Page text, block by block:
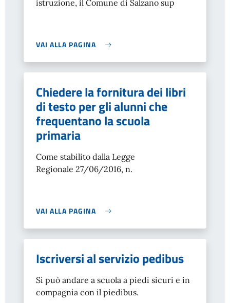
istruzione, il Comune di Salzano sup
VAI ALLA PAGINA
Chiedere la fornitura dei libri
di testo per gli alunni che
frequentano la scuola
primaria
Come stabilito dalla Legge
Regionale 27/06/2016, n.
VAI ALLA PAGINA
Iscriversi al servizio pedibus
Si può andare a scuola a piedi sicuri e in
compagnia con il piedibus.